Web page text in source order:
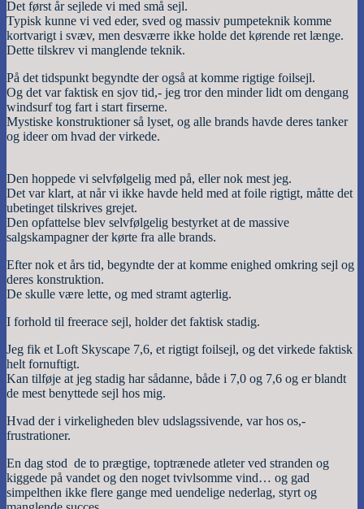
Det først år sejlede vi med små sejl.
Typisk kunne vi ved eder, sved og massiv pumpeteknik komme
kortvarigt i svæv, men desværre ikke holde det kørende ret længe.
Dette tilskrev vi manglende teknik.
På det tidspunkt begyndte der også at komme rigtige foilsejl.
Og det var faktisk en sjov tid,- jeg tror den minder lidt om dengang
windsurf tog fart i start firserne.
Mystiske konstruktioner så lyset, og alle brands havde deres tanker
og ideer om hvad der virkede.
Den hoppede vi selvfølgelig med på, eller nok mest jeg.
Det var klart, at når vi ikke havde held med at foile rigtigt, måtte det
ubetinget tilskrives grejet.
Den opfattelse blev selvfølgelig bestyrket at de massive
salgskampagner der kørte fra alle brands.
Efter nok et års tid, begyndte der at komme enighed omkring sejl og
deres konstruktion.
De skulle være lette, og med stramt agterlig.
I forhold til freerace sejl, holder det faktisk stadig.
Jeg fik et Loft Skyscape 7,6, et rigtigt foilsejl, og det virkede faktisk
helt fornuftigt.
Kan tilføje at jeg stadig har sådanne, både i 7,0 og 7,6 og er blandt
de mest benyttede sejl hos mig.
Hvad der i virkeligheden blev udslagssivende, var hos os,-
frustrationer.
En dag stod de to prægtige, toptrænede atleter ved stranden og
kiggede på vandet og den noget tvivlsomme vind… og gad
simpelthen ikke flere gange med uendelige nederlag, styrt og